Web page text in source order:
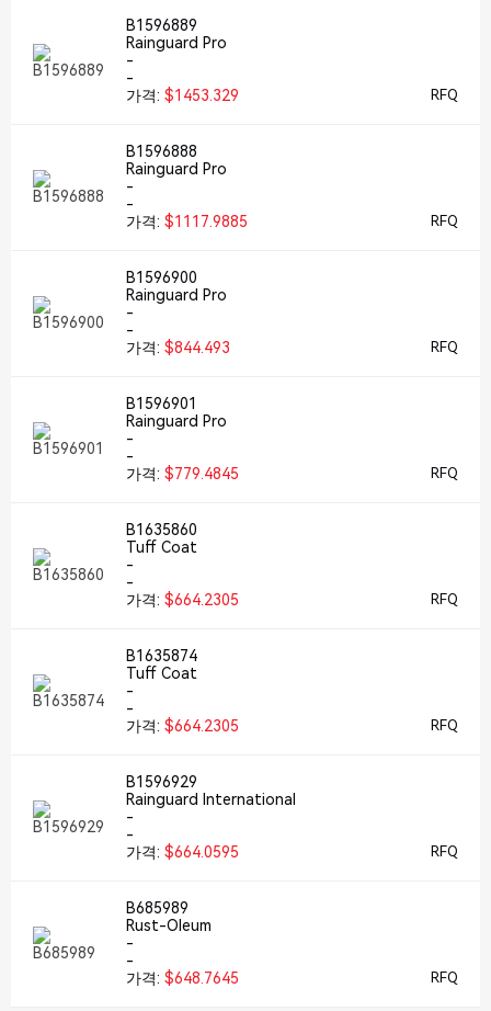
B1596889
Rainguard Pro
-
-
가격: $1453.329 RFQ
B1596888
Rainguard Pro
-
-
가격: $1117.9885 RFQ
B1596900
Rainguard Pro
-
-
가격: $844.493 RFQ
B1596901
Rainguard Pro
-
-
가격: $779.4845 RFQ
B1635860
Tuff Coat
-
-
가격: $664.2305 RFQ
B1635874
Tuff Coat
-
-
가격: $664.2305 RFQ
B1596929
Rainguard International
-
-
가격: $664.0595 RFQ
B685989
Rust-Oleum
-
-
가격: $648.7645 RFQ